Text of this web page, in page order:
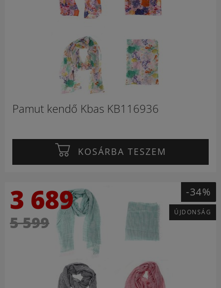
Pamut kendő Kbas KB116936
KOSÁRBA TESZEM
3 689
5 599
-34%
ÚJDONSÁG